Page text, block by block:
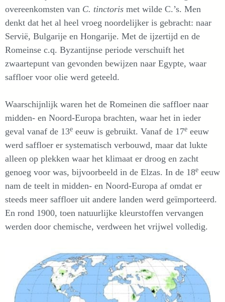
overeenkomsten van C. tinctoris met wilde C.’s. Men
denkt dat het al heel vroeg noordelijker is gebracht: naar
Servië, Bulgarije en Hongarije. Met de ijzertijd en de
Romeinse c.q. Byzantijnse periode verschuift het
zwaartepunt van gevonden bewijzen naar Egypte, waar
saffloer voor olie werd geteeld.
Waarschijnlijk waren het de Romeinen die saffloer naar
midden- en Noord-Europa brachten, waar het in ieder
geval vanaf de 13e eeuw is gebruikt. Vanaf de 17e eeuw
werd saffloer er systematisch verbouwd, maar dat lukte
alleen op plekken waar het klimaat er droog en zacht
genoeg voor was, bijvoorbeeld in de Elzas. In de 18e eeuw
nam de teelt in midden- en Noord-Europa af omdat er
steeds meer saffloer uit andere landen werd geïmporteerd.
En rond 1900, toen natuurlijke kleurstoffen vervangen
werden door chemische, verdween het vrijwel volledig.